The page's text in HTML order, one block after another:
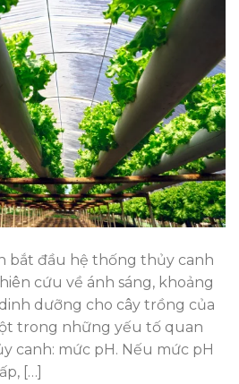
bắt đầu hệ thống thủy canh
cứu về ánh sáng, khoảng
dưỡng cho cây trồng của
trong những yếu tố quan
canh: mức pH. Nếu mức pH
[…]